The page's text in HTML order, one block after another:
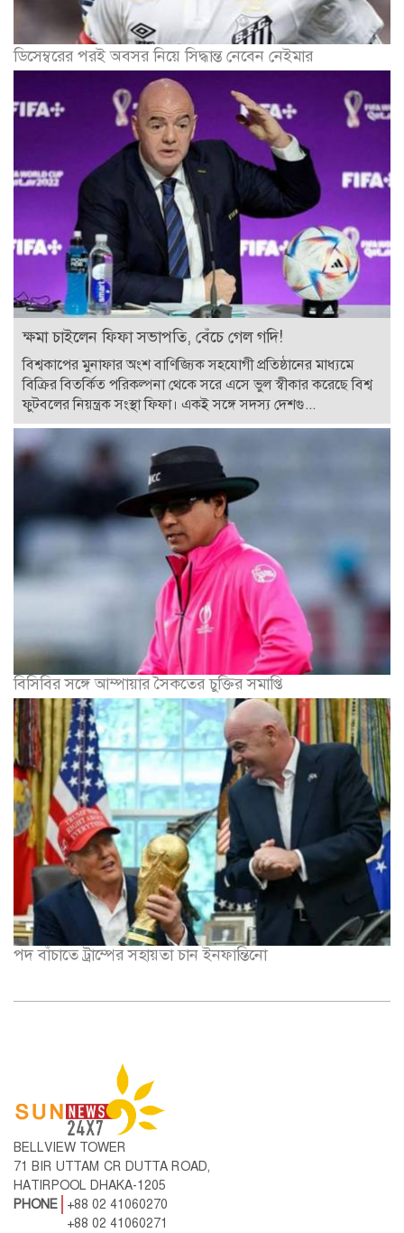
ডিসেম্বরের পরই অবসর নিয়ে সিদ্ধান্ত নেবেন নেইমার
ক্ষমা চাইলেন ফিফা সভাপতি, বেঁচে গেল গদি!
বিশ্বকাপের মুনাফার অংশ বাণিজ্যিক সহযোগী প্রতিষ্ঠানের মাধ্যমে
বিক্রির বিতর্কিত পরিকল্পনা থেকে সরে এসে ভুল স্বীকার করেছে বিশ্ব
ফুটবলের নিয়ন্ত্রক সংস্থা ফিফা। একই সঙ্গে সদস্য দেশগু...
বিসিবির সঙ্গে আম্পায়ার সৈকতের চুক্তির সমাপ্তি
পদ বাঁচাতে ট্রাম্পের সহায়তা চান ইনফান্তিনো
BELLVIEW TOWER
71 BIR UTTAM CR DUTTA ROAD,
HATIRPOOL DHAKA-1205
PHONE
+88 02 41060270
+88 02 41060271